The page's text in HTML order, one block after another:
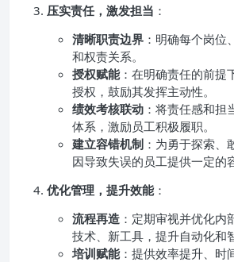
压实责任，激发担当 ：
清晰职责边界 ：明确每个岗位
和权责关系。
授权赋能：在明确责任的前提
授权，鼓励其发挥主动性。
绩效考核联动 ：将责任感和担
体系，激励员工积极履职。
建立容错机制 ：为勇于探索、
因导致失误的员工提供一定的
优化管理，提升效能：
流程再造 ：定期审视并优化
技术、新工具，提升自动化和
培训赋能：提供效率提升、时